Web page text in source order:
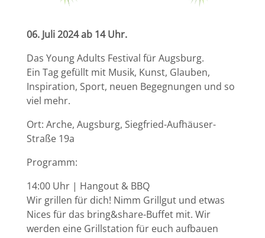
06. Juli 2024 ab 14 Uhr.
Das Young Adults Festival für Augsburg.
Ein Tag gefüllt mit Musik, Kunst, Glauben,
Inspiration, Sport, neuen Begegnungen und so
viel mehr.
Ort: Arche, Augsburg, Siegfried-Aufhäuser-
Straße 19a
Programm:
14:00 Uhr | Hangout & BBQ
Wir grillen für dich! Nimm Grillgut und etwas
Nices für das bring&share-Buffet mit. Wir
werden eine Grillstation für euch aufbauen